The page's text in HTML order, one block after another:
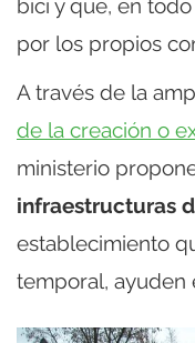
bici y que, en
por los propios
A través de la
de la creación o
ministerio
infraestructuras
establecimiento
temporal, ayuden